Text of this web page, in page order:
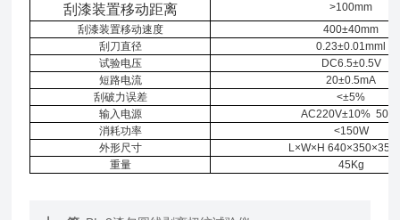
刮漆装置移动距离
>100mm
刮漆装置移动速度
400±40mm
刮刀直径
0.23±0.01mml
试验电压
DC6.5±0.5V
短路电流
20±0.5mA
刮破力误差
<±5%
输入电源
AC220V±10%
消耗功率
<150W
外形尺寸
L×W×H
重量
45Kg